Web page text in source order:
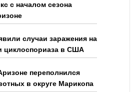
с началом сезона
случаи заражения на
циклоспориаза в США
переполнился
в округе Марикопа